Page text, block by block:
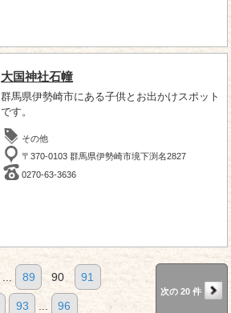
大国神社石幢
群馬県伊勢崎市にある子供とお出かけスポット
です。
その他
〒370-0103 群馬県伊勢崎市境下渕名2827
0270-63-3636
89 90 91
93 96
次の 20 件